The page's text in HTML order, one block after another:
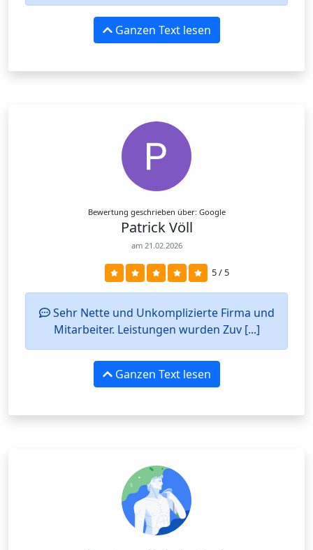
Ganzen Text lesen
Bewertung geschrieben über: Google
Patrick Völl
am 21.02.2026
5 / 5
Sehr Nette und Unkomplizierte Firma und
Mitarbeiter. Leistungen wurden Zuv [...]
Ganzen Text lesen